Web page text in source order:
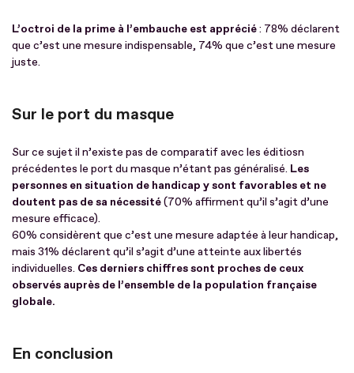
L’octroi de la prime à l’embauche est apprécié: 78% déclarent
que c’est une mesure indispensable, 74% que c’est une mesure
juste.
Sur le port du masque
Sur ce sujet il n’existe pas de comparatif avec les éditiosn
précédentes le port du masque n’étant pas généralisé. Les
personnes en situation de handicap y sont favorables et ne
doutent pas de sa nécessité(70% affirment qu’il s’agit d’une
mesure efficace).
60% considèrent que c’est une mesure adaptée à leur handicap,
mais 31% déclarent qu’il s’agit d’une atteinte aux libertés
individuelles. Ces derniers chiffres sont proches de ceux
observés auprès de l’ensemble de la population française
globale.
En conclusion